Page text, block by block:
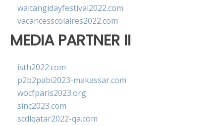
waitangidayfestival2022.com
vacancesscolaires2022.com
MEDIA PARTNER II
isth2022.com
p2b2pabi2023-makassar.com
wocfparis2023.org
sinc2023.com
scdlqatar2022-qa.com